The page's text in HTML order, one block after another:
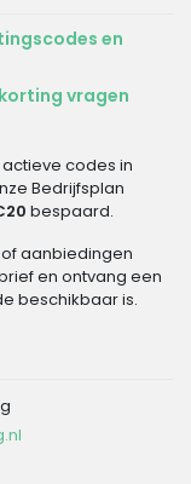
en
vragen
codes in
Bedrijfsplan
bespaard.
aanbiedingen
en ontvang een
beschikbaar is.